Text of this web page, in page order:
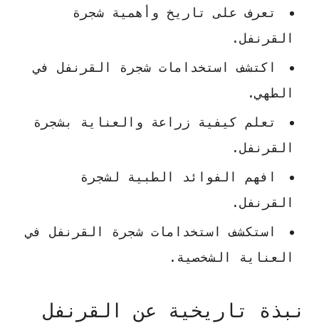
تعرف على تاريخ وأهمية شجرة
القرنفل.
اكتشف
استخدامات شجرة القرنفل في
الطهي.
تعلم كيفية زراعة والعناية بشجرة
القرنفل.
افهم الفوائد الطبية لشجرة
القرنفل.
استكشف
استخدامات شجرة القرنفل في
العناية الشخصية.
نبذة تاريخية عن القرنفل